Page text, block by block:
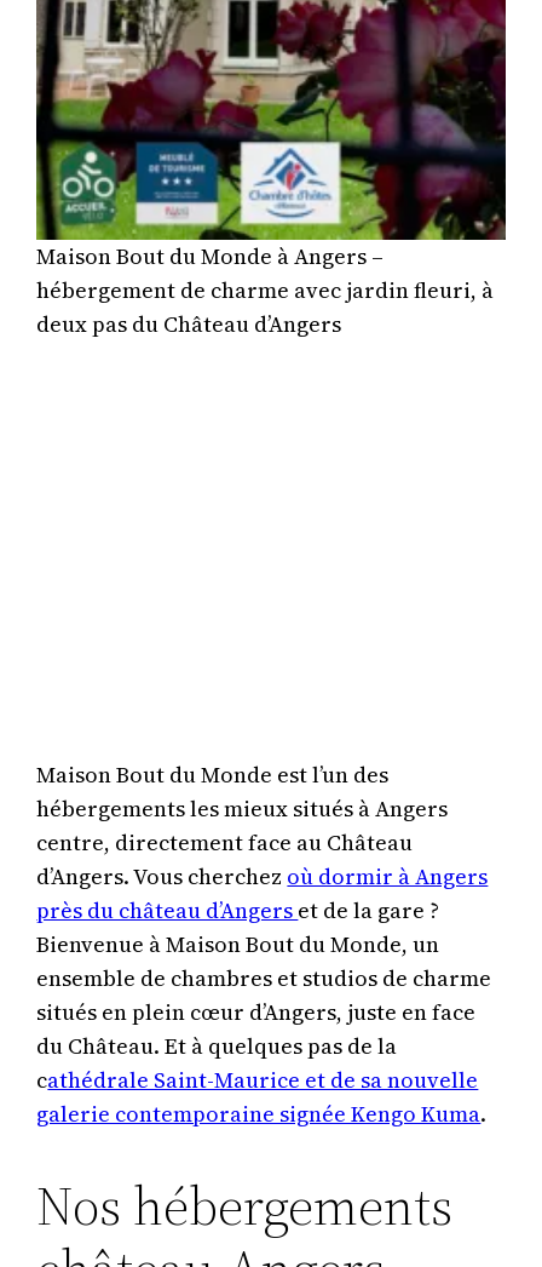
Maison Bout du Monde à Angers –
hébergement de charme avec jardin fleuri, à
deux pas du Château d’Angers
Maison Bout du Monde est l’un des
hébergements les mieux situés à Angers
centre, directement face au Château
d’Angers. Vous cherchez où dormir à Angers
près du château d’Angers et de la gare ?
Bienvenue à Maison Bout du Monde, un
ensemble de chambres et studios de charme
situés en plein cœur d’Angers, juste en face
du Château. Et à quelques pas de la
cathédrale Saint-Maurice et de sa nouvelle
galerie contemporaine signée Kengo Kuma.
Nos hébergements